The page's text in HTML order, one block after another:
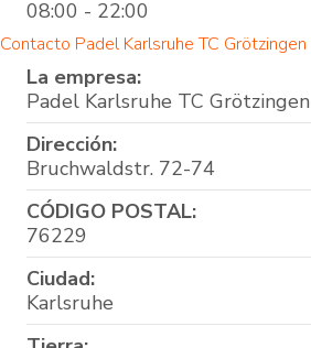
08:00 - 22:00
Contacto Padel Karlsruhe TC Grötzingen
La empresa:
Padel Karlsruhe TC Grötzingen
Dirección:
Bruchwaldstr. 72-74
CÓDIGO POSTAL:
76229
Ciudad:
Karlsruhe